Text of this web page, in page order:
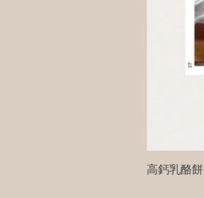
高鈣乳酪餅